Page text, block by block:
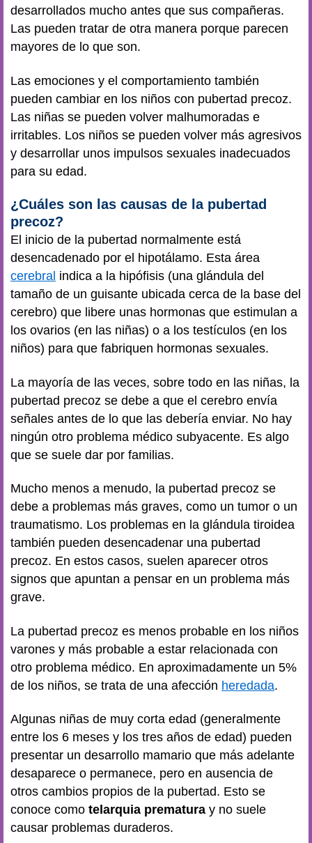
desarrollados mucho antes que sus compañeras.
Las pueden tratar de otra manera porque parecen
mayores de lo que son.
Las emociones y el comportamiento también
pueden cambiar en los niños con pubertad precoz.
Las niñas se pueden volver malhumoradas e
irritables. Los niños se pueden volver más agresivos
y desarrollar unos impulsos sexuales inadecuados
para su edad.
¿Cuáles son las causas de la pubertad
precoz?
El inicio de la pubertad normalmente está
desencadenado por el hipotálamo. Esta área
cerebral indica a la hipófisis (una glándula del
tamaño de un guisante ubicada cerca de la base del
cerebro) que libere unas hormonas que estimulan a
los ovarios (en las niñas) o a los testículos (en los
niños) para que fabriquen hormonas sexuales.
La mayoría de las veces, sobre todo en las niñas, la
pubertad precoz se debe a que el cerebro envía
señales antes de lo que las debería enviar. No hay
ningún otro problema médico subyacente. Es algo
que se suele dar por familias.
Mucho menos a menudo, la pubertad precoz se
debe a problemas más graves, como un tumor o un
traumatismo. Los problemas en la glándula tiroidea
también pueden desencadenar una pubertad
precoz. En estos casos, suelen aparecer otros
signos que apuntan a pensar en un problema más
grave.
La pubertad precoz es menos probable en los niños
varones y más probable a estar relacionada con
otro problema médico. En aproximadamente un 5%
de los niños, se trata de una afección heredada.
Algunas niñas de muy corta edad (generalmente
entre los 6 meses y los tres años de edad) pueden
presentar un desarrollo mamario que más adelante
desaparece o permanece, pero en ausencia de
otros cambios propios de la pubertad. Esto se
conoce como telarquia prematura y no suele
causar problemas duraderos.